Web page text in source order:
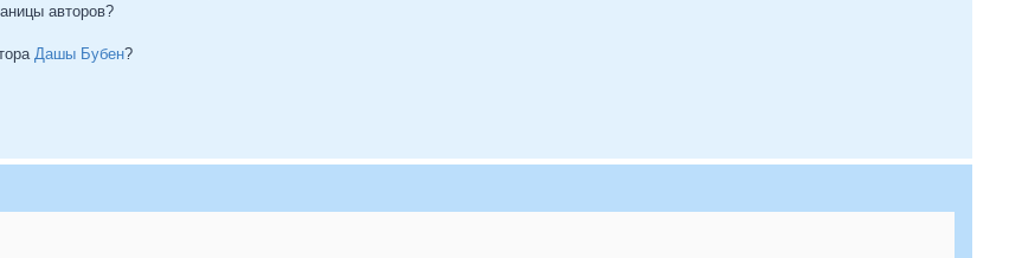
авторов?
Дашы Бубен?